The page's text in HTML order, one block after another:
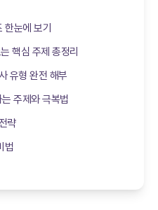
눈에 보기
핵심 주제 총정리
유형 완전 해부
주제와 극복법
략
법